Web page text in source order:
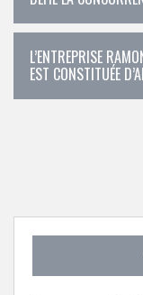
L’ENTREPRISE
EST CONSTITUÉE